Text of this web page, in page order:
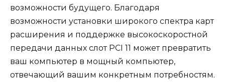
возможности будущего. Благодаря
возможности установки широкого спектра карт
расширения и поддержке высокоскоростной
передачи данных слот PCI 11 может превратить
ваш компьютер в мощный компьютер,
отвечающий вашим конкретным потребностям.